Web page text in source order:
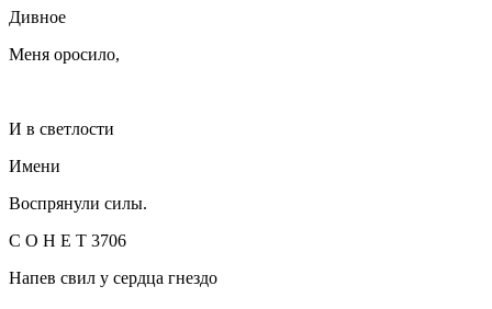
Дивное
Меня оросило,
И в светлости
Имени
Воспрянули силы.
С О Н Е Т 3706
Напев свил у сердца гнездо